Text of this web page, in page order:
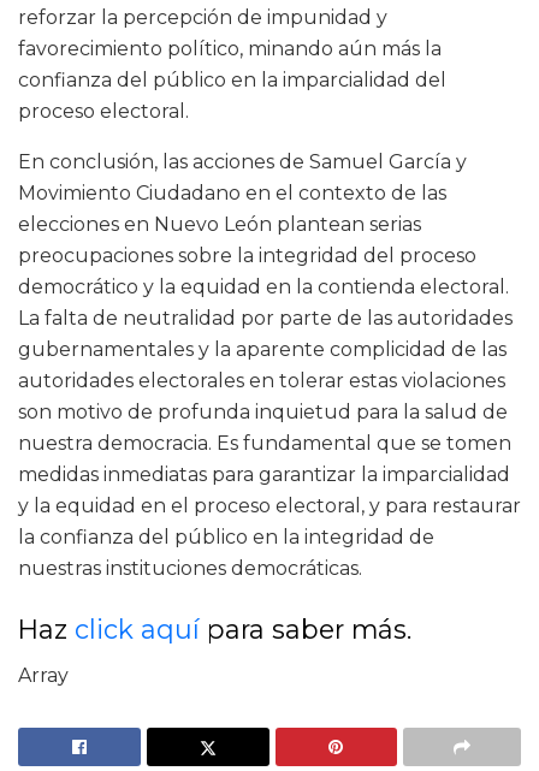
reforzar la percepción de impunidad y
favorecimiento político, minando aún más la
confianza del público en la imparcialidad del
proceso electoral.
En conclusión, las acciones de Samuel García y
Movimiento Ciudadano en el contexto de las
elecciones en Nuevo León plantean serias
preocupaciones sobre la integridad del proceso
democrático y la equidad en la contienda electoral.
La falta de neutralidad por parte de las autoridades
gubernamentales y la aparente complicidad de las
autoridades electorales en tolerar estas violaciones
son motivo de profunda inquietud para la salud de
nuestra democracia. Es fundamental que se tomen
medidas inmediatas para garantizar la imparcialidad
y la equidad en el proceso electoral, y para restaurar
la confianza del público en la integridad de
nuestras instituciones democráticas.
Haz click aquí para saber más.
Array